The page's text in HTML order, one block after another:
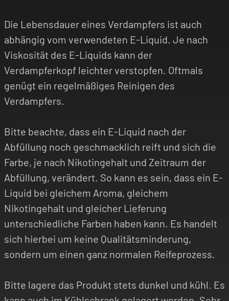
Die Lebensdauer eines Verdampfers ist auch
abhängig vom verwendeten E-Liquid. Je nach
Viskosität des E-Liquids kann der
Verdampferkopf leichter verstopfen. Oftmals
genügt ein regelmäßiges Reinigen des
Verdampfers.
Bitte beachte, dass ein E-Liquid nach der
Abfüllung noch geschmacklich reift und sich die
Farbe, je nach Nikotingehalt und Zeitraum der
Abfüllung, verändert. So kann es sein, dass ein E-
Liquid bei gleichem Aroma, gleichem
Nikotingehalt und gleicher Lieferung
unterschiedliche Farben haben kann. Es handelt
sich hierbei um keine Qualitätsminderung,
sondern um einen ganz normalen Reifeprozess.
Bitte lagere das Produkt stets dunkel und kühl. Es